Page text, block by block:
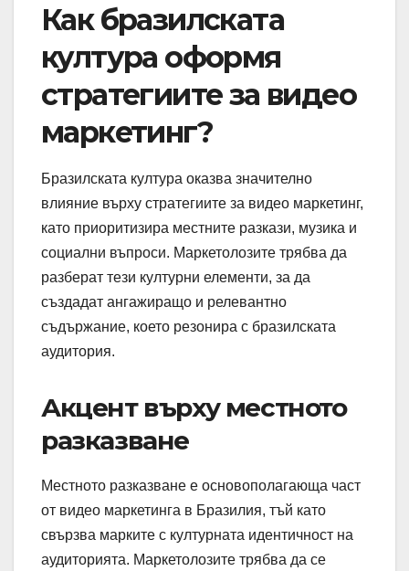
Как бразилската
култура оформя
стратегиите за видео
маркетинг?
Бразилската култура оказва значително
влияние върху стратегиите за видео маркетинг,
като приоритизира местните разкази, музика и
социални въпроси. Маркетолозите трябва да
разберат тези културни елементи, за да
създадат ангажиращо и релевантно
съдържание, което резонира с бразилската
аудитория.
Акцент върху местното
разказване
Местното разказване е основополагающа част
от видео маркетинга в Бразилия, тъй като
свързва марките с културната идентичност на
аудиторията. Маркетолозите трябва да се